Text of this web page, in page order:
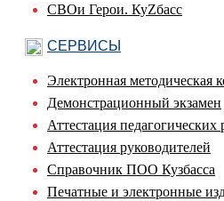
СВОи Герои. КуZбасс
СЕРВИСЫ
Электронная методическая
Демонстрационный экзамен
Аттестация педагогических
Аттестация руководителей
Справочник ПОО Кузбасса
Печатные и электронные